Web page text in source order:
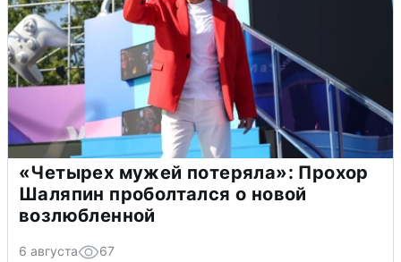
«Четырех мужей потеряла»: Прохор
Шаляпин проболтался о новой
возлюбленной
6 августа 67